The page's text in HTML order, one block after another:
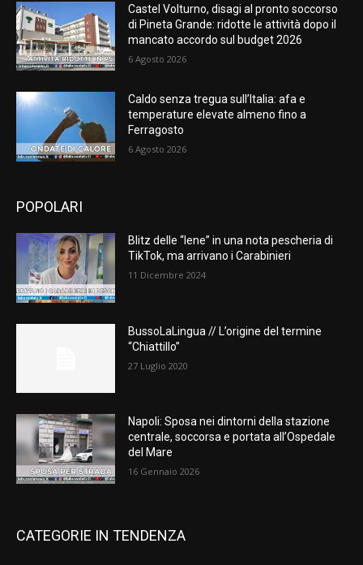
Castel Volturno, disagi al pronto soccorso
di Pineta Grande: ridotte le attività dopo il
mancato accordo sul budget 2026
6 Agosto 2026
Caldo senza tregua sull’Italia: afa e
temperature elevate almeno fino a
Ferragosto
6 Agosto 2026
POPOLARI
Blitz delle “Iene” in una nota pescheria di
TikTok, ma arrivano i Carabinieri
11 Dicembre 2024
BussoLaLingua // L’origine del termine
“Chiattillo”
27 Luglio 2020
Napoli: Sposa nei dintorni della stazione
centrale, soccorsa e portata all’Ospedale
del Mare
16 Gennaio 2026
CATEGORIE IN TENDENZA